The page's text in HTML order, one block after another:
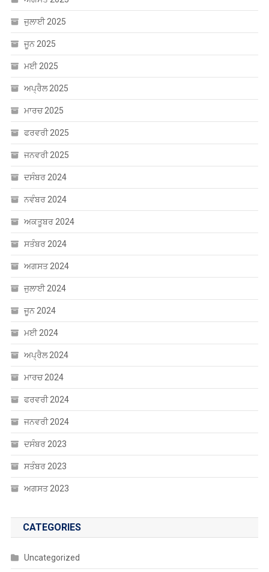
ਸਤੰਬਰ 2025
ਅਗਸਤ 2025
ਜੁਲਾਈ 2025
ਜੂਨ 2025
ਮਈ 2025
ਅਪ੍ਰੈਲ 2025
ਮਾਰਚ 2025
ਫਰਵਰੀ 2025
ਜਨਵਰੀ 2025
ਦਸੰਬਰ 2024
ਨਵੰਬਰ 2024
ਅਕਤੂਬਰ 2024
ਸਤੰਬਰ 2024
ਅਗਸਤ 2024
ਜੁਲਾਈ 2024
ਜੂਨ 2024
ਮਈ 2024
ਅਪ੍ਰੈਲ 2024
ਮਾਰਚ 2024
ਫਰਵਰੀ 2024
ਜਨਵਰੀ 2024
ਦਸੰਬਰ 2023
CATEGORIES